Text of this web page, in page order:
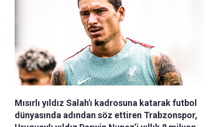
Mısırlı yıldız Salah'ı kadrosuna katarak futbol
dünyasında adından söz ettiren Trabzonspor,